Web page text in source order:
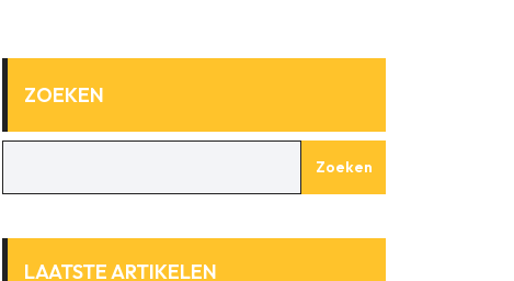
ZOEKEN
Zoeken
LAATSTE ARTIKELEN